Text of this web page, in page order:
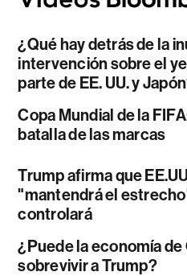
¿Qué hay detrás de la
intervención sobre el
parte de EE. UU. y
Copa Mundial de la
batalla de las marcas
Trump afirma que
"mantendrá el
controlará
¿Puede la economía de
sobrevivir a Trump?